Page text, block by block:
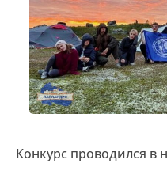
Конкурс проводился в